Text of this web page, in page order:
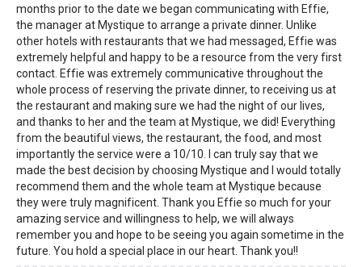
months prior to the date we began communicating with Effie,
the manager at Mystique to arrange a private dinner. Unlike
other hotels with restaurants that we had messaged, Effie was
extremely helpful and happy to be a resource from the very first
contact. Effie was extremely communicative throughout the
whole process of reserving the private dinner, to receiving us at
the restaurant and making sure we had the night of our lives,
and thanks to her and the team at Mystique, we did! Everything
from the beautiful views, the restaurant, the food, and most
importantly the service were a 10/10. I can truly say that we
made the best decision by choosing Mystique and I would totally
recommend them and the whole team at Mystique because
they were truly magnificent. Thank you Effie so much for your
amazing service and willingness to help, we will always
remember you and hope to be seeing you again sometime in the
future. You hold a special place in our heart. Thank you!!